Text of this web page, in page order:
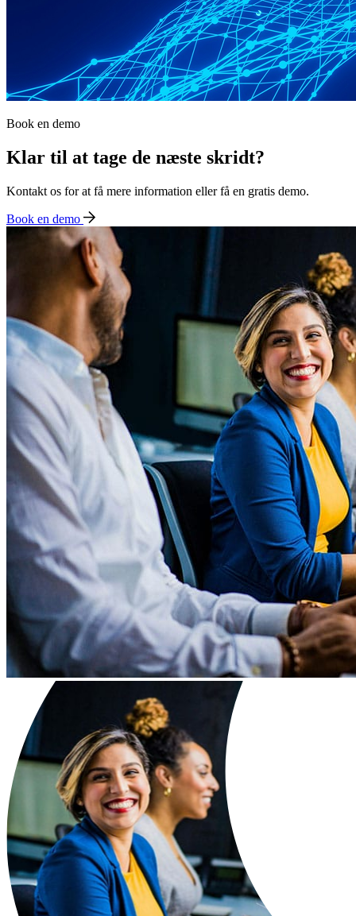
Book en demo
Klar til at tage de næste skridt?
Kontakt os for at få mere information eller få en gratis demo.
Book en demo